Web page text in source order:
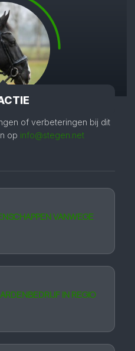
of verbeteringen bij dit
op info@stegen.net
VANWEGE
IN REGIO